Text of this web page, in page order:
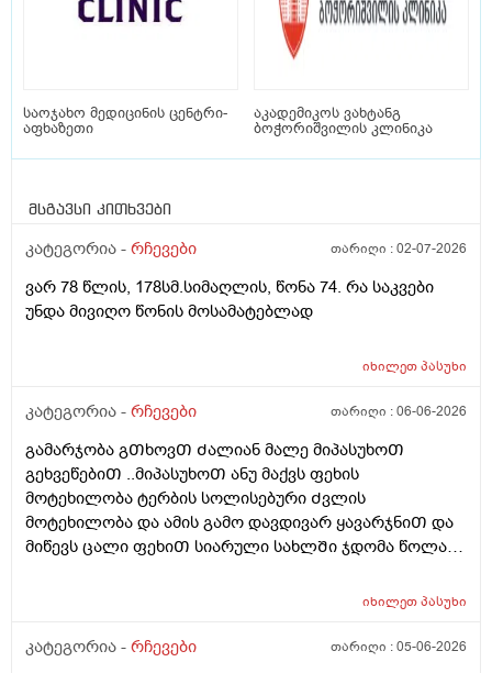
საოჯახო მედიცინის ცენტრი-
აფხაზეთი
აკადემიკოს ვახტანგ
ბოჭორიშვილის კლინიკა
მსგავსი კითხვები
კატეგორია - რჩევები თარიღი :02-07-2026
ვარ 78 წლის, 178სმ.სიმაღლის, წონა 74. რა საკვები
უნდა მივიღო წონის მოსამატებლად
იხილეთპასუხი
კატეგორია - რჩევები თარიღი :06-06-2026
გამარჯობა გᲗხოვᲗ Ძალიან მალე მიპასუხოᲗ
გეხვეწებიᲗ ..მიპასუხოᲗ ანუ მაქვს ფეხის
მოტეხილობა ტერბის სოლისებური Ძვლის
მოტეხილობა და ამის გამო დავდივარ ყავარჯნიᲗ და
მიწევს ცალი ფეხიᲗ სიარული სახლᲨი ჯდომა წოლა
Შესვლის დროს ფეხზე ვერ დავდგები რაᲗქმაუნდა და
პროქტოლოგიურ ან გასტროენტეროლოგიურ
იხილეთპასუხი
კატეგორია - რჩევები თარიღი :05-06-2026